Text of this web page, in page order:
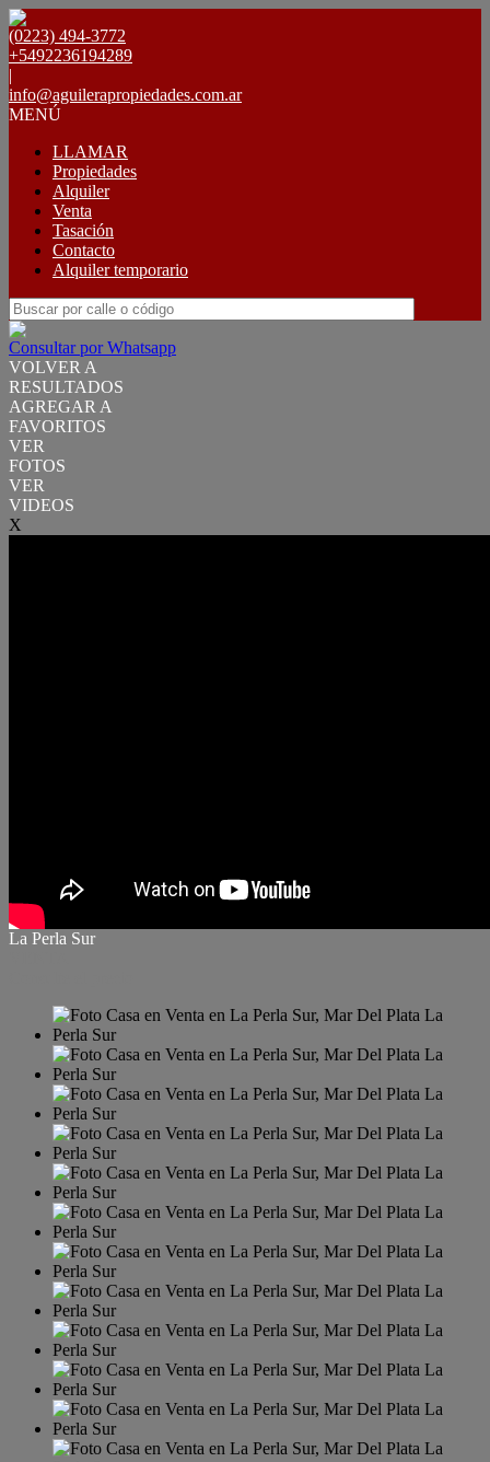
(0223) 494-3772
+5492236194289
|
info@aguilerapropiedades.com.ar
MENÚ
LLAMAR
Propiedades
Alquiler
Venta
Tasación
Contacto
Alquiler temporario
Consultar por Whatsapp
VOLVER A
RESULTADOS
AGREGAR A
FAVORITOS
VER
FOTOS
VER
VIDEOS
X
La Perla Sur